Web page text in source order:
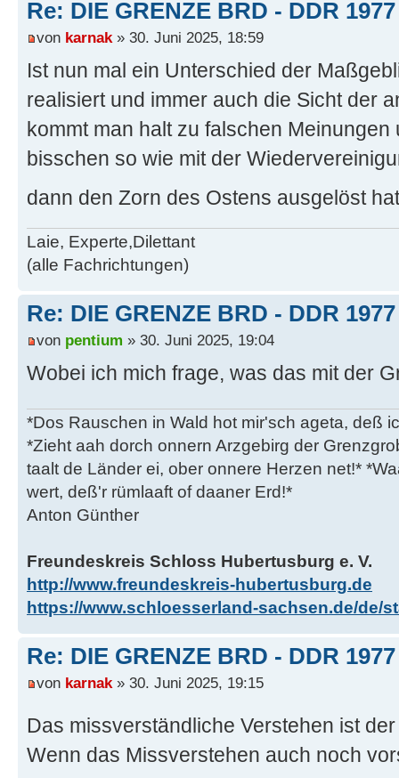
Re: DIE GRENZE BRD - DDR
von karnak » 30. Juni 2025, 18:59
Ist nun mal ein Unterschied der
realisiert und immer auch die Sicht der
kommt man halt zu falschen Meinungen
bisschen so wie mit der
dann den Zorn des Ostens ausgelöst
Laie, Experte,Dilettant
(alle Fachrichtungen)
Re: DIE GRENZE BRD - DDR
von pentium » 30. Juni 2025, 19:04
Wobei ich mich frage, was das mit der
*Dos Rauschen in Wald hot mir'sch ageta, deß
*Zieht aah dorch onnern Arzgebirg der
taalt de Länder ei, ober onnere Herzen net!*
wert, deß'r rümlaaft of daaner Erd!*
Anton Günther
Freundeskreis Schloss Hubertusburg e. V.
http://www.freundeskreis-hubertusburg.de
https://www.schloesserland-sachsen.de/de/
Re: DIE GRENZE BRD - DDR
von karnak » 30. Juni 2025, 19:15
Das missverständliche Verstehen ist
Wenn das Missverstehen auch noch